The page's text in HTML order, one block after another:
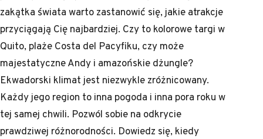
zakątka świata warto zastanowić się, jakie atrakcje
przyciągają Cię najbardziej. Czy to kolorowe targi w
Quito, plaże Costa del Pacyfiku, czy może
majestatyczne Andy i amazońskie dżungle?
Ekwadorski klimat jest niezwykle zróżnicowany.
Każdy jego region to inna pogoda i inna pora roku w
tej samej chwili. Pozwól sobie na odkrycie
prawdziwej różnorodności. Dowiedz się, kiedy